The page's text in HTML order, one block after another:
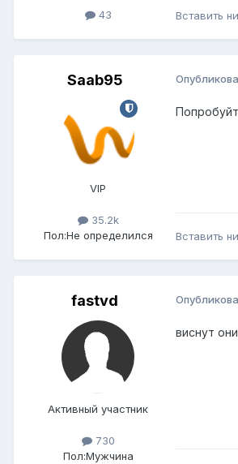
43 Вставить
Saab95
VIP
35.2k
Пол:Не определился Вставить
fastvd
Активный участник
730
Пол:Мужчина
виснут